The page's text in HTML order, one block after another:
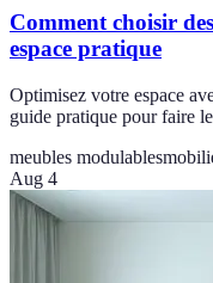
Comment choisir
espace pratique
Optimisez votre espace
guide pratique pour faire
meubles modulables
Aug 4